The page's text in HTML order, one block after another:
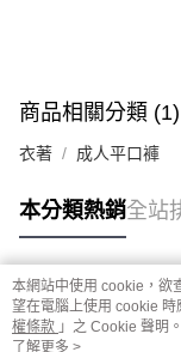
商品相關分類 (1)
衣著 成人平口褲
本分類熱銷全站
熱門標籤
本網站中使用 cookie，欲
望在電腦上使用 cookie
權條款 」之 Cookie 聲明
用條款之 Cookie 聲明使用
了解更多 >